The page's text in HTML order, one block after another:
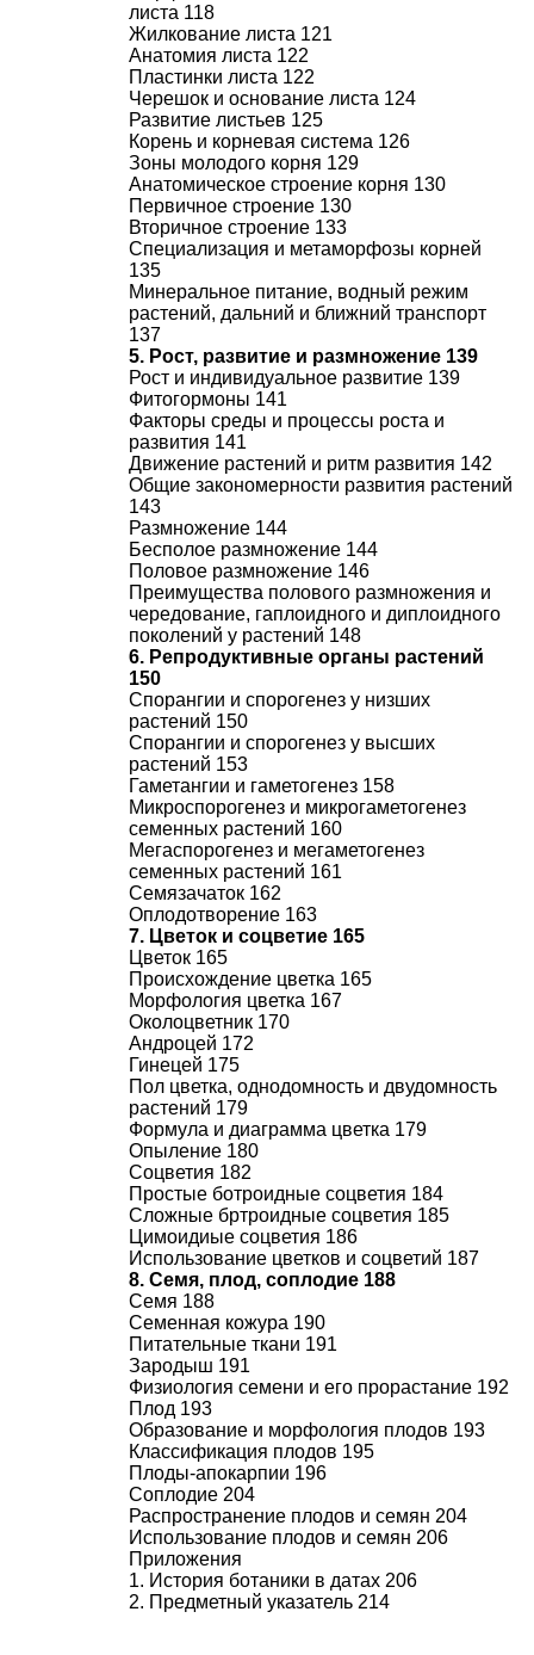
листа 118
Жилкование листа 121
Анатомия листа 122
Пластинки листа 122
Черешок и основание листа 124
Развитие листьев 125
Корень и корневая система 126
Зоны молодого корня 129
Анатомическое строение корня 130
Первичное строение 130
Вторичное строение 133
Специализация и метаморфозы корней
135
Минеральное питание, водный режим
растений, дальний и ближний транспорт
137
5. Рост, развитие и размножение 139
Рост и индивидуальное развитие 139
Фитогормоны 141
Факторы среды и процессы роста и
развития 141
Движение растений и ритм развития 142
Общие закономерности развития растений
143
Размножение 144
Бесполое размножение 144
Половое размножение 146
Преимущества полового размножения и
чередование, гаплоидного и диплоидного
поколений у растений 148
6. Репродуктивные органы растений
150
Спорангии и спорогенез у низших
растений 150
Спорангии и спорогенез у высших
растений 153
Гаметангии и гаметогенез 158
Микроспорогенез и микрогаметогенез
семенных растений 160
Мегаспорогенез и мегаметогенез
семенных растений 161
Семязачаток 162
Оплодотворение 163
7. Цветок и соцветие 165
Цветок 165
Происхождение цветка 165
Морфология цветка 167
Околоцветник 170
Андроцей 172
Гинецей 175
Пол цветка, однодомность и двудомность
растений 179
Формула и диаграмма цветка 179
Опыление 180
Соцветия 182
Простые ботроидные соцветия 184
Сложные бртроидные соцветия 185
Цимоидиые соцветия 186
Использование цветков и соцветий 187
8. Семя, плод, соплодие 188
Семя 188
Семенная кожура 190
Питательные ткани 191
Зародыш 191
Физиология семени и его прорастание 192
Плод 193
Образование и морфология плодов 193
Классификация плодов 195
Плоды-апокарпии 196
Соплодие 204
Распространение плодов и семян 204
Использование плодов и семян 206
Приложения
1. История ботаники в датах 206
2. Предметный указатель 214